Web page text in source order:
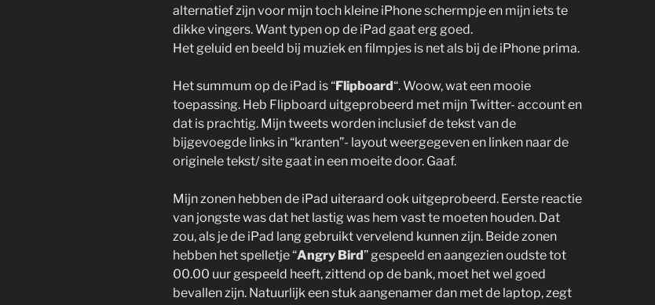
alternatief zijn voor mijn toch kleine iPhone schermpje en mijn iets te
dikke vingers. Want typen op de iPad gaat erg goed.
Het geluid en beeld bij muziek en filmpjes is net als bij de iPhone prima.
Het summum op de iPad is “Flipboard“. Woow, wat een mooie
toepassing. Heb Flipboard uitgeprobeerd met mijn Twitter- account en
dat is prachtig. Mijn tweets worden inclusief de tekst van de
bijgevoegde links in “kranten”- layout weergegeven en linken naar de
originele tekst/ site gaat in een moeite door. Gaaf.
Mijn zonen hebben de iPad uiteraard ook uitgeprobeerd. Eerste reactie
van jongste was dat het lastig was hem vast te moeten houden. Dat
zou, als je de iPad lang gebruikt vervelend kunnen zijn. Beide zonen
hebben het spelletje “Angry Bird” gespeeld en aangezien oudste tot
00.00 uur gespeeld heeft, zittend op de bank, moet het wel goed
bevallen zijn. Natuurlijk een stuk aangenamer dan met de laptop, zegt